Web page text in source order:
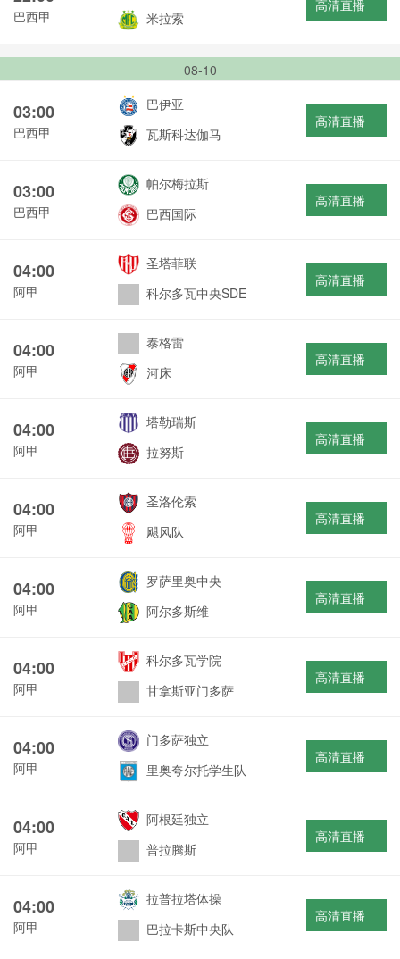
巴西甲
米拉索
高清直播
08-10
03:00
巴西甲
巴伊亚
瓦斯科达伽马
高清直播
03:00
巴西甲
帕尔梅拉斯
巴西国际
高清直播
04:00
阿甲
圣塔菲联
科尔多瓦中央SDE
高清直播
04:00
阿甲
泰格雷
河床
高清直播
04:00
阿甲
塔勒瑞斯
拉努斯
高清直播
04:00
阿甲
圣洛伦索
飓风队
高清直播
04:00
阿甲
罗萨里奥中央
阿尔多斯维
高清直播
04:00
阿甲
科尔多瓦学院
甘拿斯亚门多萨
高清直播
04:00
阿甲
门多萨独立
里奥夸尔托学生队
高清直播
04:00
阿甲
阿根廷独立
普拉腾斯
高清直播
04:00
阿甲
拉普拉塔体操
巴拉卡斯中央队
高清直播